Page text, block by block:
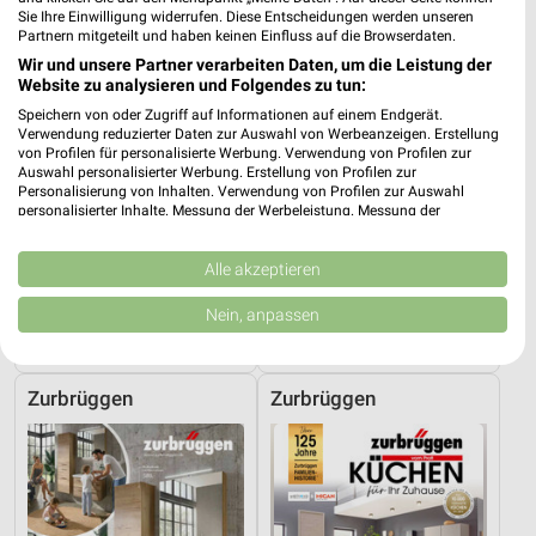
10 km
I_Ruf_Betten_01_26_ES
10 km
G08_26_Online_ES
Zurbrüggen Zurbrüggen
Sie Ihre Einwilligung widerrufen. Diese Entscheidungen werden unseren
Partnern mitgeteilt und haben keinen Einfluss auf die Browserdaten.
Wir und unsere Partner verarbeiten Daten, um die Leistung der
Website zu analysieren und Folgendes zu tun:
Speichern von oder Zugriff auf Informationen auf einem Endgerät.
Verwendung reduzierter Daten zur Auswahl von Werbeanzeigen. Erstellung
von Profilen für personalisierte Werbung. Verwendung von Profilen zur
Auswahl personalisierter Werbung. Erstellung von Profilen zur
Personalisierung von Inhalten. Verwendung von Profilen zur Auswahl
personalisierter Inhalte. Messung der Werbeleistung. Messung der
Kombinationen von Daten aus verschiedenen Quellen. Entwicklung und
Verbesserung der Angebote. Verwendung reduzierter Daten zur Auswahl
von Inhalten.
Daten können außerhalb der Europäischen Union weitergegeben und in die
USA gesendet werden.
Website/App.
Partnerliste anzeigen (1 IAB-Anbieter)
Wir nutzen Ihre Daten für folgende Zwecke:
IAB-Verarbeitungszwecke:
Speichern von oder Zugriff auf Informationen
auf einem Endgerät
Alle akzeptieren
Nein, anpassen